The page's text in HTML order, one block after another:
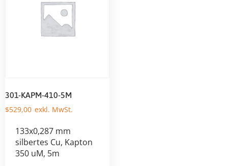
301-KAPM-410-5M
$529,00
133x0,287 mm
silbertes Cu, Kapton
350 uM, 5m